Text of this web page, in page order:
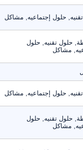
حلول إجتماعيه, مشاكل
حلول تقنيه, حلول
مشاكل
حلول إجتماعيه, مشاكل
حلول تقنيه, حلول
مشاكل